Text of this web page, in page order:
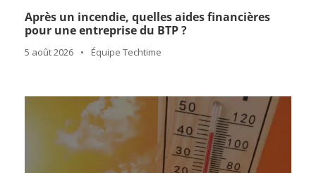
Après un incendie, quelles aides financières
pour une entreprise du BTP ?
5 août 2026 • Équipe Techtime